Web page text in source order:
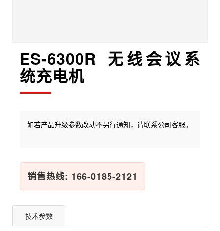
ES-6300R 无线会议系
统充电机
如若产品升级参数改动不另行通知，请联系公司客服。
销售热线: 166-0185-2121
技术参数